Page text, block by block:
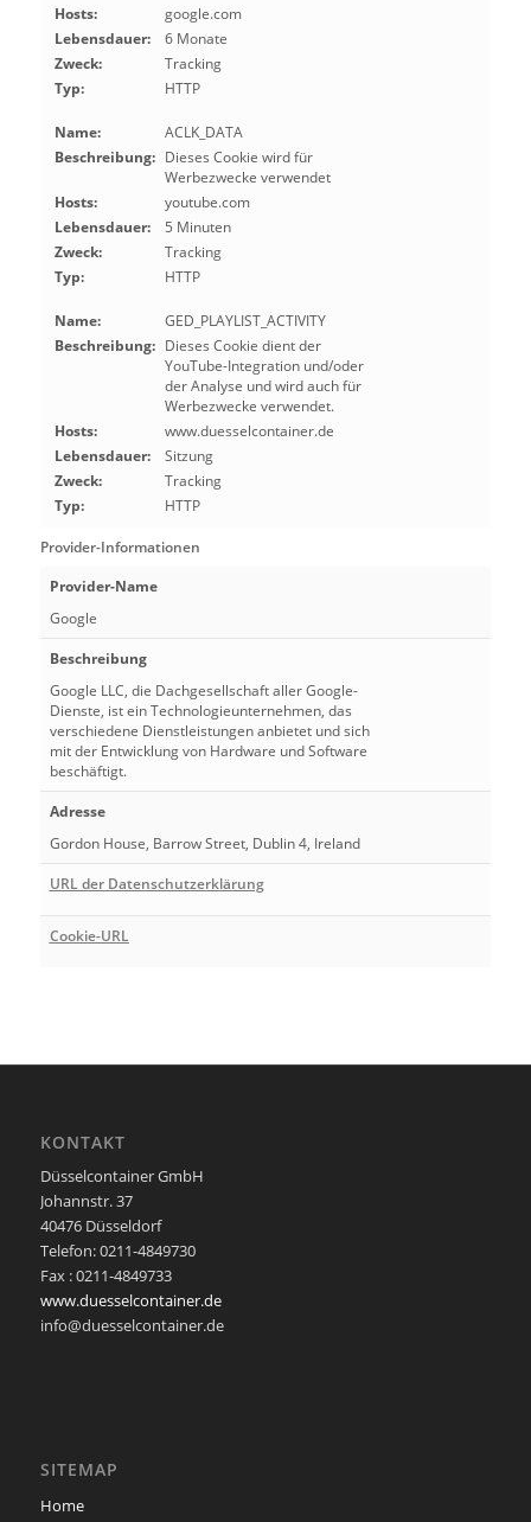
Hosts:
google.com
Lebensdauer:
6 Monate
Zweck:
Tracking
Typ:
HTTP
Name:
ACLK_DATA
Beschreibung: Dieses Cookie wird für
Werbezwecke verwendet
Hosts:
youtube.com
Lebensdauer:
5 Minuten
Zweck:
Tracking
Typ:
HTTP
Name:
GED_PLAYLIST_ACTIVITY
Beschreibung: Dieses Cookie dient der
YouTube-Integration und/oder
der Analyse und wird auch für
Werbezwecke verwendet.
Hosts:
www.duesselcontainer.de
Lebensdauer:
Sitzung
Zweck:
Tracking
Typ:
HTTP
Provider-Informationen
Provider-Name
Google
Beschreibung
Google LLC, die Dachgesellschaft aller Google-
Dienste, ist ein Technologieunternehmen, das
verschiedene Dienstleistungen anbietet und sich
mit der Entwicklung von Hardware und Software
beschäftigt.
Adresse
Gordon House, Barrow Street, Dublin 4, Ireland
URL der Datenschutzerklärung
Cookie-URL
KONTAKT
Düsselcontainer GmbH
Johannstr. 37
40476 Düsseldorf
Telefon: 0211-4849730
Fax : 0211-4849733
www.duesselcontainer.de
info@duesselcontainer.de
SITEMAP
Home